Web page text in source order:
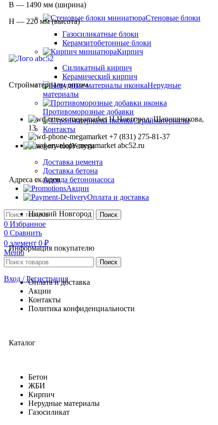
Стеновые блоки
Газосиликатные блоки
Керамзитобетонные блоки
Кирпич
Силикатный кирпич
Керамический кирпич
Нерудные
материалы
Противоморозные добавки
Стройматериалы
Контакты
Услуги
Доставка цемента
Доставка бетона
Аренда бетононасоса
Акции
Оплата и доставка
Поиск
0 Избранное
0 Сравнить
0 элемент 0 ₽
Меню
Поиск
Вход / Регистрация
B — 1490 мм (ширина)
H — 220 мм (высота)
Стройматериалы оптом
Н.Новгород, Шапошникова,
13
+7 (831) 275-81-37
abc52.ru
Адреса складов
Нижний Новгород
Информация покупателю
Оплата и доставка
Акции
Контакты
Политика конфиденциальности
Каталог
Бетон
ЖБИ
Кирпич
Нерудные материалы
Газосиликат